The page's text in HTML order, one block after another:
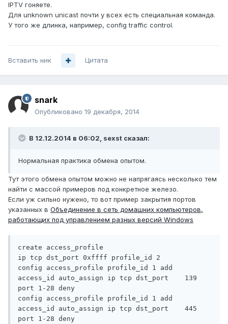
IPTV гоняете.
Для unknown unicast почти у всех есть специальная команда.
У того же длинка, например, config traffic control.
Вставить ник Цитата
snark
Опубликовано 19 декабря, 2014
В 12.12.2014 в 06:02, sexst сказал:
Нормальная практика обмена опытом.
Тут этого обмена опытом можно не напрягаясь несколько тем
найти с массой примеров под конкретное железо.
Если уж сильно нужено, то вот пример закрытия портов
указанных в Объединение в сеть домашних компьютеров,
работающих под управлением разных версий Windows
create access_profile
ip tcp dst_port 0xffff profile_id 2
config access_profile profile_id 1 add
access_id auto_assign ip tcp dst_port    139
port 1-28 deny
config access_profile profile_id 1 add
access_id auto_assign ip tcp dst_port    445
port 1-28 deny